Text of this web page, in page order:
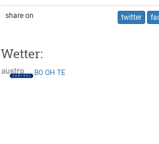
share on twitter
Wetter:
BO OH TE